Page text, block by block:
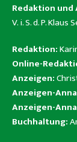
Redaktion und
V. i. S. d. P. Klaus
Redaktion:
Online-
Anzeigen:
Anzeigen-
Anzeigen-
Buchhaltung: